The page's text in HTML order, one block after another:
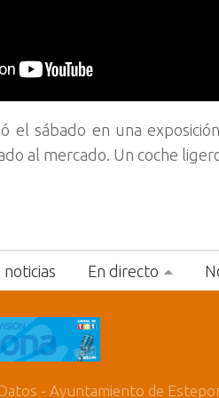
el sábado en una
al mercado. Un coche
En directo
- Ayuntamiento de